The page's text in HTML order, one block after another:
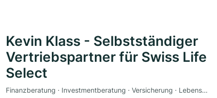
Kevin Klass - Selbstständiger
Vertriebspartner für Swiss Life
Select
Finanzberatung · Investmentberatung · Versicherung · Lebensversicherung · Berufsunfähigkeitsversicherung · Haftpflichtversicherung · Pflegeversicherung